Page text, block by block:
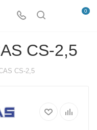
0
CS-2,5
CS-2,5